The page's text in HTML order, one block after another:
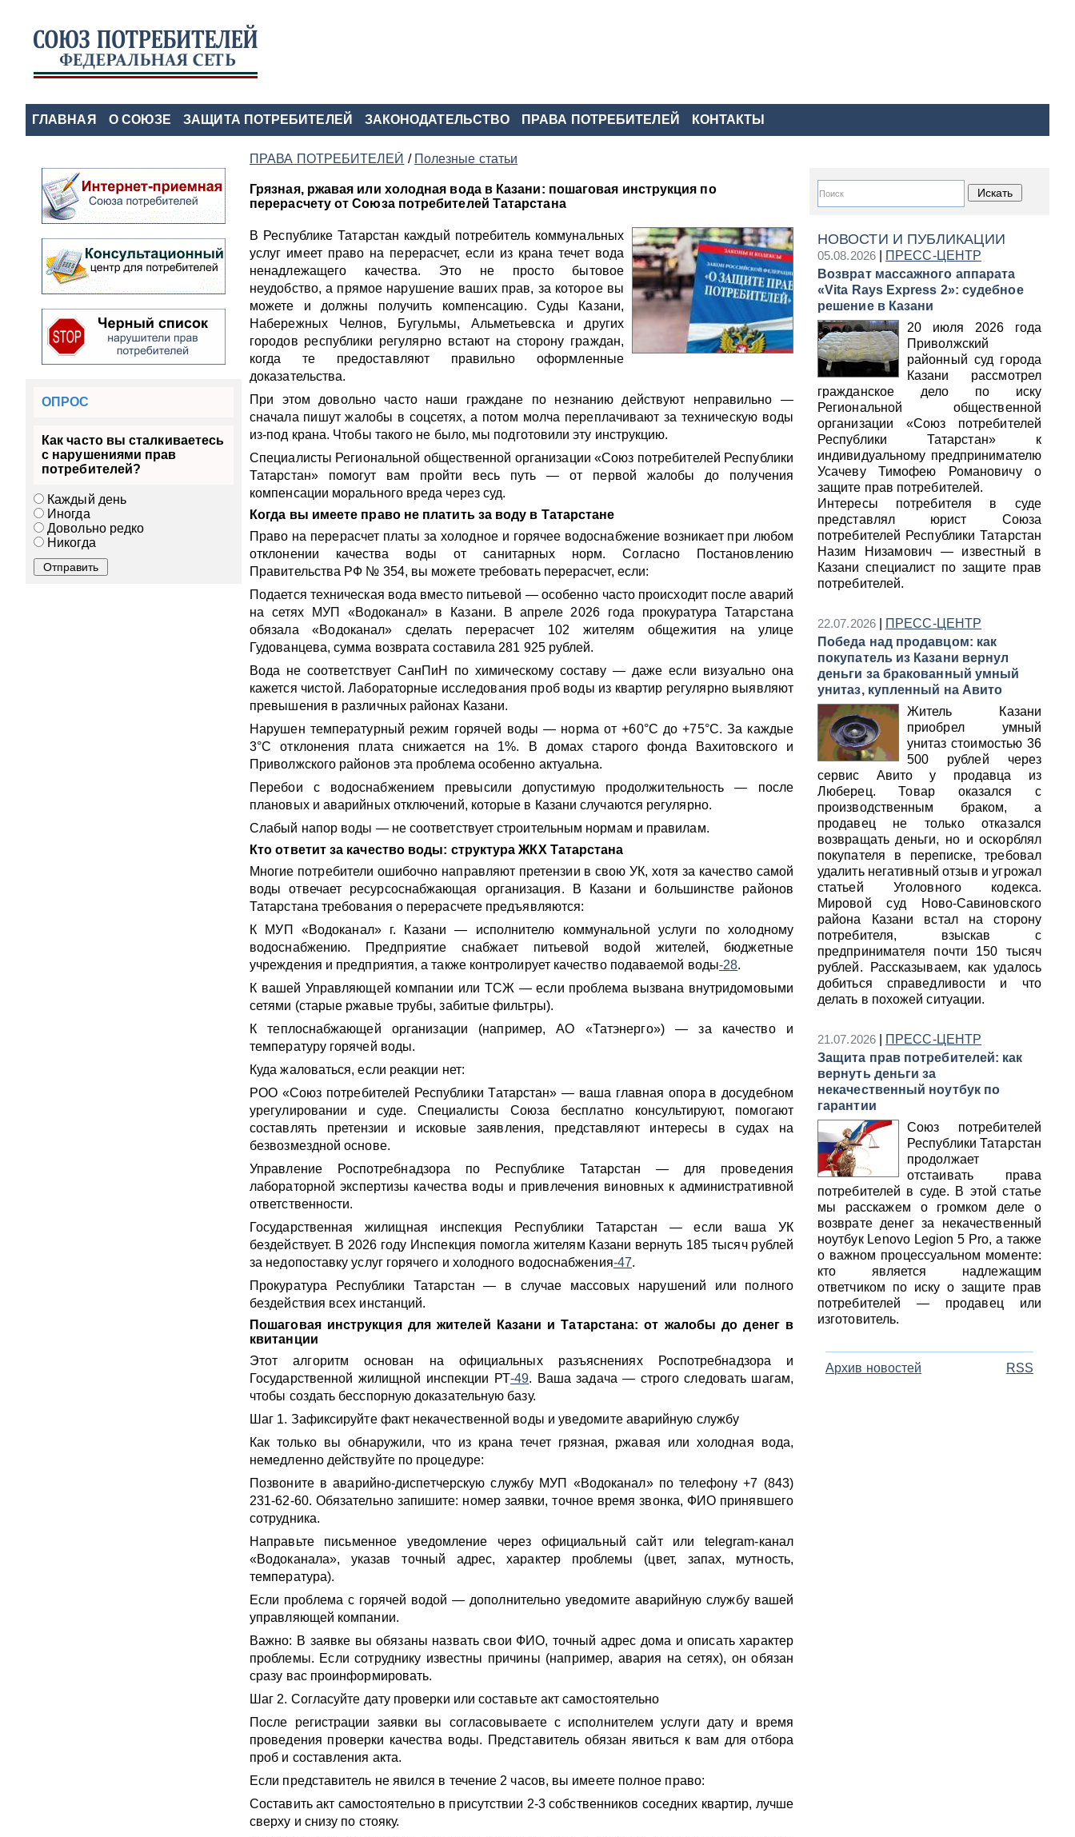
ГЛАВНАЯ О СОЮЗЕ ЗАЩИТА ПОТРЕБИТЕЛЕЙ ЗАКОНОДАТЕЛЬСТВО ПРАВА ПОТРЕБИТЕЛЕЙ КОНТАКТЫ
ОПРОС
Как часто вы сталкиваетесь
с нарушениями прав
потребителей?
Каждый день
Иногда
Довольно редко
Никогда
НОВОСТИ И ПУБЛИКАЦИИ
05.08.2026|
ПРЕСС-ЦЕНТР
Возврат массажного аппарата
«Vita Rays Express 2»: судебное
решение в Казани
20 июля 2026 года
Приволжский
районный суд города
Казани рассмотрел
гражданское дело по иску
Региональной общественной
организации «Союз потребителей
Республики Татарстан» к
индивидуальному предпринимателю
Усачеву Тимофею Романовичу о
защите прав потребителей.
Интересы потребителя в суде
представлял юрист Союза
потребителей Республики Татарстан
Назим Низамович — известный в
Казани специалист по защите прав
потребителей.
22.07.2026|
ПРЕСС-ЦЕНТР
Победа над продавцом: как
покупатель из Казани вернул
деньги за бракованный умный
унитаз, купленный на Авито
Житель Казани
приобрел умный
унитаз стоимостью 36
500 рублей через
сервис Авито у продавца из
Люберец. Товар оказался с
производственным браком, а
продавец не только отказался
возвращать деньги, но и оскорблял
покупателя в переписке, требовал
удалить негативный отзыв и угрожал
статьей Уголовного кодекса.
Мировой суд Ново-Савиновского
района Казани встал на сторону
потребителя, взыскав с
предпринимателя почти 150 тысяч
рублей. Рассказываем, как удалось
добиться справедливости и что
делать в похожей ситуации.
21.07.2026|
ПРЕСС-ЦЕНТР
Защита прав потребителей: как
вернуть деньги за
некачественный ноутбук по
гарантии
Союз потребителей
Республики Татарстан
продолжает
отстаивать права
потребителей в суде. В этой статье
мы расскажем о громком деле о
возврате денег за некачественный
ноутбук Lenovo Legion 5 Pro, а также
о важном процессуальном моменте:
кто является надлежащим
ответчиком по иску о защите прав
потребителей — продавец или
изготовитель.
Архив новостей RSS
ПРАВА ПОТРЕБИТЕЛЕЙ / Полезные статьи
Грязная, ржавая или холодная вода в Казани: пошаговая инструкция по
перерасчету от Союза потребителей Татарстана
В Республике Татарстан каждый потребитель коммунальных
услуг имеет право на перерасчет, если из крана течет вода
ненадлежащего качества. Это не просто бытовое
неудобство, а прямое нарушение ваших прав, за которое вы
можете и должны получить компенсацию. Суды Казани,
Набережных Челнов, Бугульмы, Альметьевска и других
городов республики регулярно встают на сторону граждан,
когда те предоставляют правильно оформленные
доказательства.
При этом довольно часто наши граждане по незнанию действуют неправильно —
сначала пишут жалобы в соцсетях, а потом молча переплачивают за техническую воды
из-под крана. Чтобы такого не было, мы подготовили эту инструкцию.
Специалисты Региональной общественной организации «Союз потребителей Республики
Татарстан» помогут вам пройти весь путь — от первой жалобы до получения
компенсации морального вреда через суд.
Когда вы имеете право не платить за воду в Татарстане
Право на перерасчет платы за холодное и горячее водоснабжение возникает при любом
отклонении качества воды от санитарных норм. Согласно Постановлению
Правительства РФ № 354, вы можете требовать перерасчет, если:
Подается техническая вода вместо питьевой — особенно часто происходит после аварий
на сетях МУП «Водоканал» в Казани. В апреле 2026 года прокуратура Татарстана
обязала «Водоканал» сделать перерасчет 102 жителям общежития на улице
Гудованцева, сумма возврата составила 281 925 рублей.
Вода не соответствует СанПиН по химическому составу — даже если визуально она
кажется чистой. Лабораторные исследования проб воды из квартир регулярно выявляют
превышения в различных районах Казани.
Нарушен температурный режим горячей воды — норма от +60°C до +75°C. За каждые
3°C отклонения плата снижается на 1%. В домах старого фонда Вахитовского и
Приволжского районов эта проблема особенно актуальна.
Перебои с водоснабжением превысили допустимую продолжительность — после
плановых и аварийных отключений, которые в Казани случаются регулярно.
Слабый напор воды — не соответствует строительным нормам и правилам.
Кто ответит за качество воды: структура ЖКХ Татарстана
Многие потребители ошибочно направляют претензии в свою УК, хотя за качество самой
воды отвечает ресурсоснабжающая организация. В Казани и большинстве районов
Татарстана требования о перерасчете предъявляются:
К МУП «Водоканал» г. Казани — исполнителю коммунальной услуги по холодному
водоснабжению. Предприятие снабжает питьевой водой жителей, бюджетные
учреждения и предприятия, а также контролирует качество подаваемой воды-28.
К вашей Управляющей компании или ТСЖ — если проблема вызвана внутридомовыми
сетями (старые ржавые трубы, забитые фильтры).
К теплоснабжающей организации (например, АО «Татэнерго») — за качество и
температуру горячей воды.
Куда жаловаться, если реакции нет:
РОО «Союз потребителей Республики Татарстан» — ваша главная опора в досудебном
урегулировании и суде. Специалисты Союза бесплатно консультируют, помогают
составлять претензии и исковые заявления, представляют интересы в судах на
безвозмездной основе.
Управление Роспотребнадзора по Республике Татарстан — для проведения
лабораторной экспертизы качества воды и привлечения виновных к административной
ответственности.
Государственная жилищная инспекция Республики Татарстан — если ваша УК
бездействует. В 2026 году Инспекция помогла жителям Казани вернуть 185 тысяч рублей
за недопоставку услуг горячего и холодного водоснабжения-47.
Прокуратура Республики Татарстан — в случае массовых нарушений или полного
бездействия всех инстанций.
Пошаговая инструкция для жителей Казани и Татарстана: от жалобы до денег в
квитанции
Этот алгоритм основан на официальных разъяснениях Роспотребнадзора и
Государственной жилищной инспекции РТ-49. Ваша задача — строго следовать шагам,
чтобы создать бесспорную доказательную базу.
Шаг 1. Зафиксируйте факт некачественной воды и уведомите аварийную службу
Как только вы обнаружили, что из крана течет грязная, ржавая или холодная вода,
немедленно действуйте по процедуре:
Позвоните в аварийно-диспетчерскую службу МУП «Водоканал» по телефону +7 (843)
231-62-60. Обязательно запишите: номер заявки, точное время звонка, ФИО принявшего
сотрудника.
Направьте письменное уведомление через официальный сайт или telegram-канал
«Водоканала», указав точный адрес, характер проблемы (цвет, запах, мутность,
температура).
Если проблема с горячей водой — дополнительно уведомите аварийную службу вашей
управляющей компании.
Важно: В заявке вы обязаны назвать свои ФИО, точный адрес дома и описать характер
проблемы. Если сотруднику известны причины (например, авария на сетях), он обязан
сразу вас проинформировать.
Шаг 2. Согласуйте дату проверки или составьте акт самостоятельно
После регистрации заявки вы согласовываете с исполнителем услуги дату и время
проведения проверки качества воды. Представитель обязан явиться к вам для отбора
проб и составления акта.
Если представитель не явился в течение 2 часов, вы имеете полное право:
Составить акт самостоятельно в присутствии 2-3 собственников соседних квартир, лучше
сверху и снизу по стояку.